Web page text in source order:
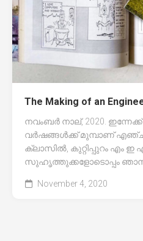
The Making of an
നവംബർ നാല്, 2020.
വർഷങ്ങൾക്ക് മുമ്പാണ്
ക്ലാസിൽ, കുറ്റിപ്പുറം എം
സുഹൃത്തുക്കളോടൊപ്പം
November 4, 2020